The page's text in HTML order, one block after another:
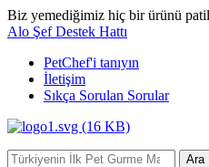
Biz yemediğimiz hiç bir ürünü
Alo Şef Destek Hattı
PetChef'i tanıyın
İletişim
Sıkça Sorulan Sorular
Ara